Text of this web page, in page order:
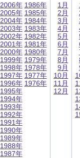
2006年
2005年
2004年
2003年
2002年
2001年
2000年
1999年
1998年
1997年
1996年
1995年
1994年
1993年
1992年
1991年
1990年
1989年
1988年
1987年
1986年
1985年
1984年
1983年
1982年
1981年
1980年
1979年
1978年
1977年
1976年
1月
2月
3月
4月
5月
6月
7月
8月
9月
10月
11月
12月